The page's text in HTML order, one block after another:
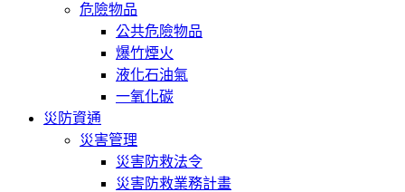
危險物品
公共危險物品
爆竹煙火
液化石油氣
一氧化碳
災防資通
災害管理
災害防救法令
災害防救業務計畫